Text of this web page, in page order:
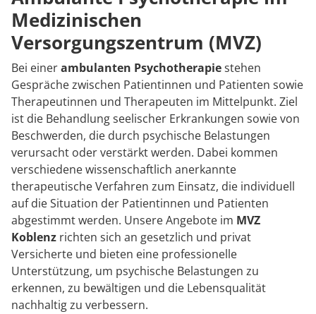
Karriere
Medizinischen
Versorgungszentrum (MVZ)
Bei einerambulanten Psychotherapiestehen
Gespräche zwischen Patientinnen und Patienten sowie
Therapeutinnen und Therapeuten im Mittelpunkt. Ziel
ist die Behandlung seelischer Erkrankungen sowie von
Beschwerden, die durch psychische Belastungen
verursacht oder verstärkt werden. Dabei kommen
verschiedene wissenschaftlich anerkannte
therapeutische Verfahren zum Einsatz, die individuell
auf die Situation der Patientinnen und Patienten
abgestimmt werden. Unsere Angebote im MVZ
Koblenz richten sich an gesetzlich und privat
Versicherte und bieten eine professionelle
Unterstützung, um psychische Belastungen zu
erkennen, zu bewältigen und die Lebensqualität
nachhaltig zu verbessern.